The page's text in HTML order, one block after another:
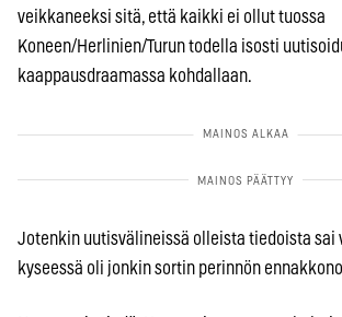
veikkaneeksi sitä, että kaikki ei ollut tuossa
Koneen/Herlinien/Turun todella isosti
kaappausdraamassa kohdallaan.
Jotenkin uutisvälineissä olleista tiedoista sai
kyseessä oli jonkin sortin perinnön